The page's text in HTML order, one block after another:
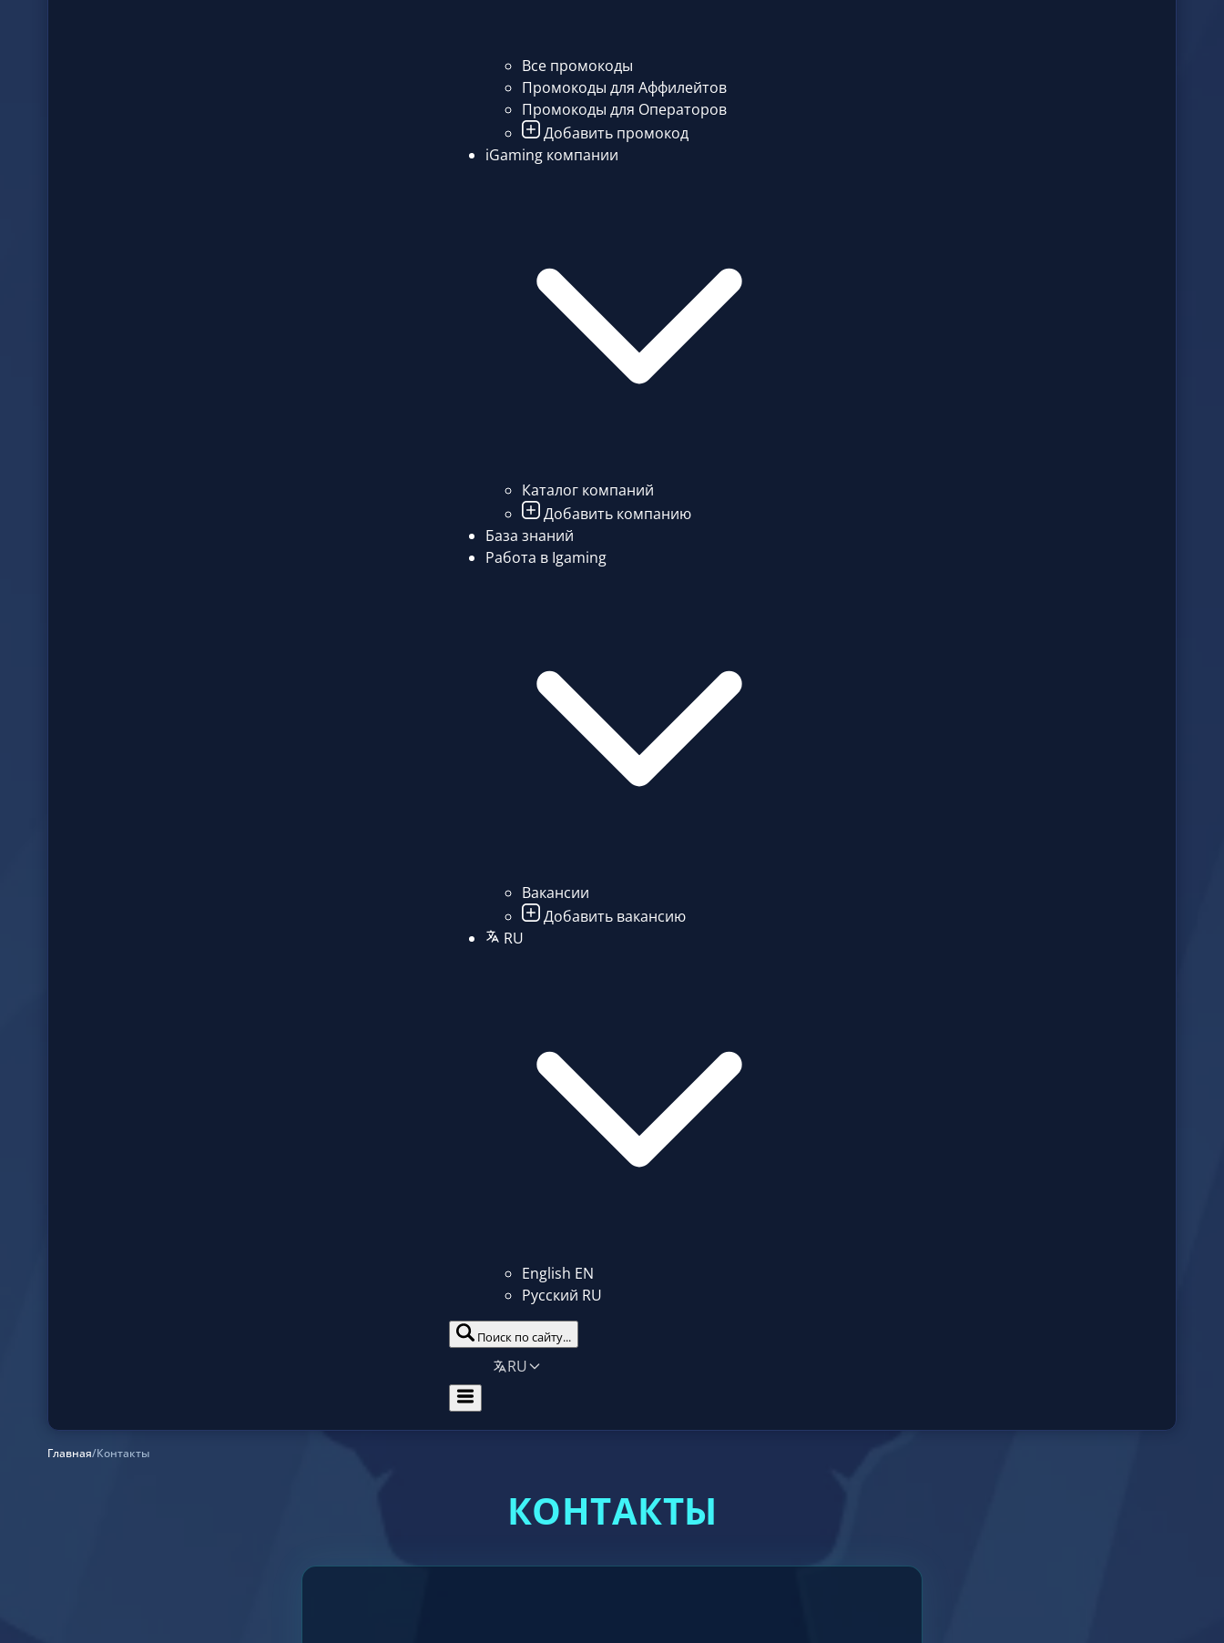
Все промокоды
Промокоды для Аффилейтов
Промокоды для Операторов
Добавить промокод
iGaming компании
Каталог компаний
Добавить компанию
База знаний
Работа в Igaming
Вакансии
Добавить вакансию
RU
English EN
Русский RU
Поиск по сайту...
RU
Главная/Контакты
КОНТАКТЫ